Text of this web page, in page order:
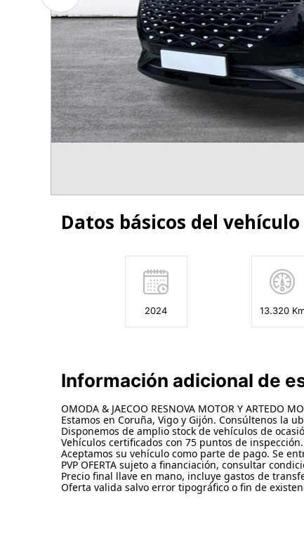
Datos básicos del vehículo
2024 13.320
Información adicional de
OMODA & JAECOO RESNOVA MOTOR Y ARTEDO
Estamos en Coruña, Vigo y Gijón. Consúltenos la
Disponemos de amplio stock de vehículos de
Vehículos certificados con 75 puntos de
Aceptamos su vehículo como parte de pago. Se
PVP OFERTA sujeto a financiación, consultar
Precio final llave en mano, incluye gastos de
Oferta valida salvo error tipográfico o fin de